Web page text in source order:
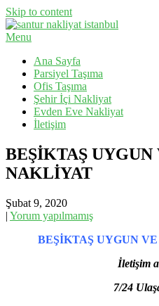
Skip to content
Santur Nakliyat
Menu
Ana Sayfa
Parsiyel Taşıma
Ofis Taşıma
Şehir İçi Nakliyat
Evden Eve Nakliyat
İletişim
BEŞİKTAŞ
NAKLİYAT
Şubat 9, 2020
| Yorum yapılmamış
BEŞİKTAŞ UYGUN
İletişim
7/24